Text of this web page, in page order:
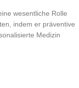
wesentliche Rolle
indem er präventive
Medizin